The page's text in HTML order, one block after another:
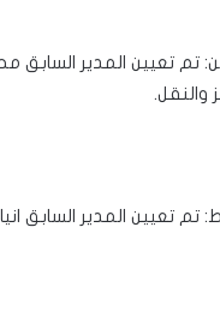
تم تعيين المدير السابق
والنقل.
تم تعيين المدير السابق